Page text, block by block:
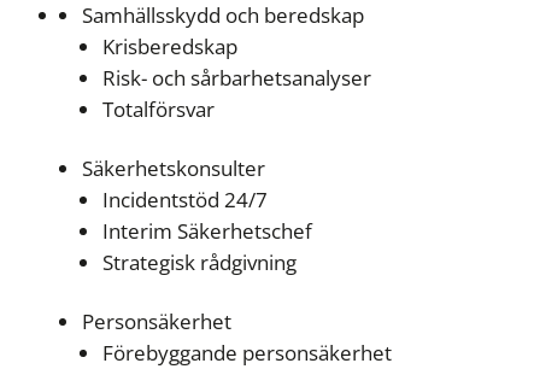
Samhällsskydd och beredskap
Krisberedskap
Risk- och sårbarhetsanalyser
Totalförsvar
Säkerhetskonsulter
Incidentstöd 24/7
Interim Säkerhetschef
Strategisk rådgivning
Personsäkerhet
Förebyggande personsäkerhet